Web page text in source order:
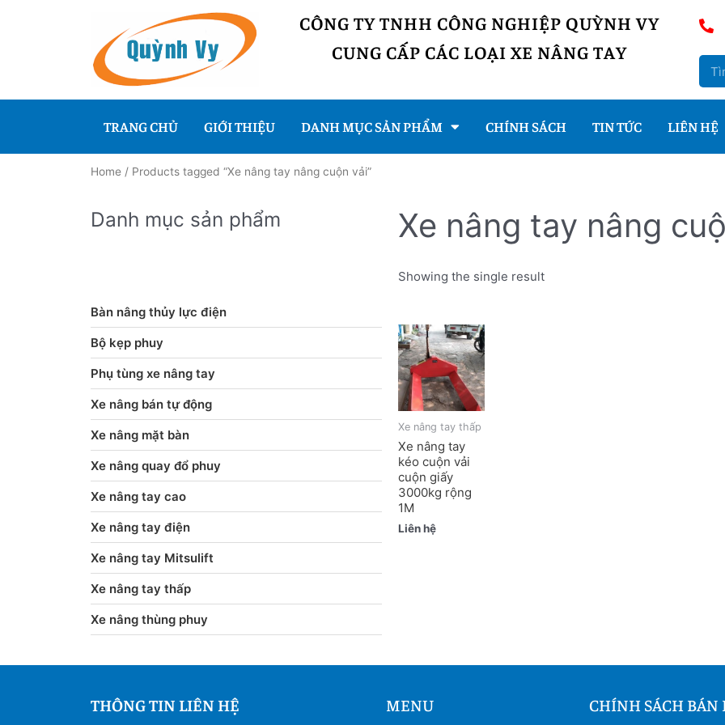
CÔNG TY TNHH CÔNG NGHIỆP QUỲNH VY
CUNG CẤP CÁC LOẠI XE NÂNG TAY
TRANG CHỦ GIỚI THIỆU DANH MỤC SẢN PHẨM CHÍNH SÁCH TIN TỨC LIÊN HỆ
Home / Products tagged “Xe nâng tay nâng cuộn vải”
Danh mục sản phẩm
Bàn nâng thủy lực điện
Bộ kẹp phuy
Phụ tùng xe nâng tay
Xe nâng bán tự động
Xe nâng mặt bàn
Xe nâng quay đổ phuy
Xe nâng tay cao
Xe nâng tay điện
Xe nâng tay Mitsulift
Xe nâng tay thấp
Xe nâng thùng phuy
Xe nâng tay nâng
Showing the single result
Xe nâng tay thấp
Xe nâng tay
kéo cuộn vải
cuộn giấy
3000kg rộng
1M
Liên hệ
THÔNG TIN LIÊN HỆ MENU CHÍNH SÁCH BÁN